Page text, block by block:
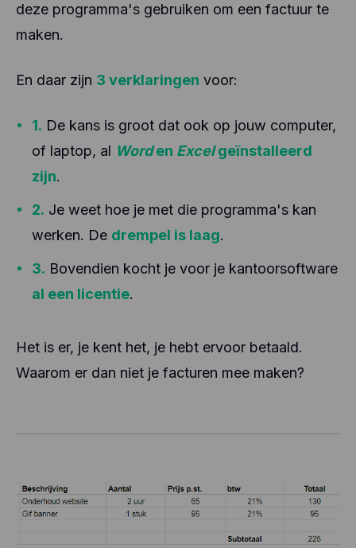
deze programma's gebruiken om een factuur te
maken.
En daar zijn 3 verklaringen voor:
1. De kans is groot dat ook op jouw computer,
of laptop, al Worden Excelgeïnstalleerd
zijn.
2. Je weet hoe je met die programma's kan
werken. De drempel is laag.
3. Bovendien kocht je voor je kantoorsoftware
al een licentie.
Het is er, je kent het, je hebt ervoor betaald.
Waarom er dan niet je facturen mee maken?